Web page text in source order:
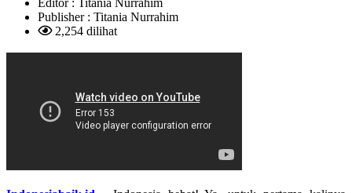
Editor : Titania Nurrahim
Publisher : Titania Nurrahim
2,254 dilihat